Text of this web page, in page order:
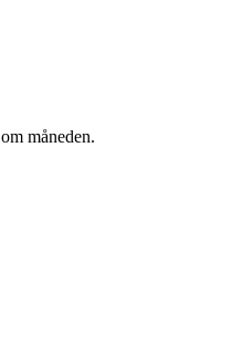
om måneden.